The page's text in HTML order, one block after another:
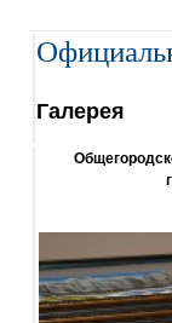
Галерея